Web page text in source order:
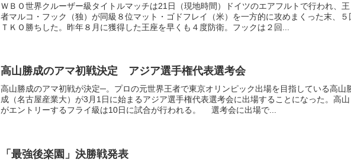
ＷＢＯ世界クルーザー級タイトルマッチは21日（現地時間）ドイツのエアフルトで行われ、王
者マルコ・フック（独）が同級８位マット・ゴドフレイ（米）を一方的に攻めまくった末、５
ＴＫＯ勝ちした。昨年８月に獲得した王座を早くも４度防衛。フックは２回...
高山勝成のアマ初戦決定 アジア選手権代表選考会
高山勝成のアマ初戦が決定─。プロの元世界王者で東京オリンピック出場を目指している高山
成（名古屋産業大）が3月1日に始まるアジア選手権代表選考会に出場することになった。高山
がエントリーするフライ級は10日に試合が行われる。 選考会に出場で...
「最強後楽園」決勝戦発表